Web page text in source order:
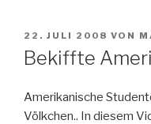
VERÖFFENTLICHT
AM
22. JULI 2008 VON
Bekiffte
Amerikanische
Völkchen.. In diesem